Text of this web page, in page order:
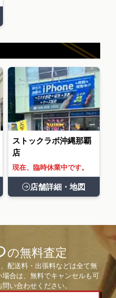
ストックラボ沖縄那覇
店
現在、臨時休業中です。
店舗詳細・地図
の無料査定
配送料・出張料などは全て無
合は、無料でキャンセルも可
い合わせください。